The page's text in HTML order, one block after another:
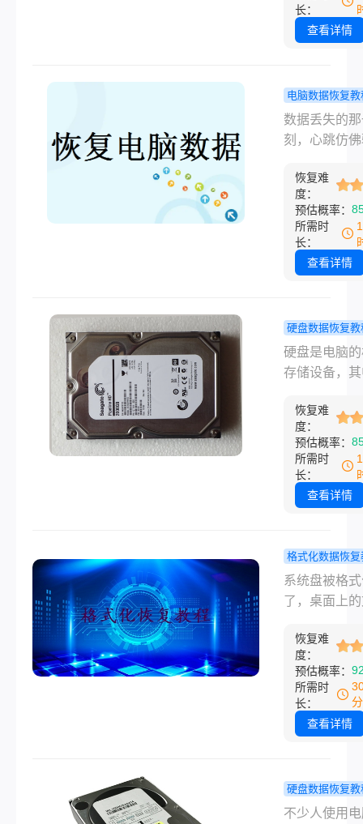
的数据恢复
帮助用户尽
除、格式化
攻击或硬件
硬盘数据如
呢？本文将
绍几种常见
硬盘数据恢
法，帮助您
回这些宝贵
件。
长：
查看详情
电脑数据恢复教
脑硬盘如何
数据？六大
小白到专业
搞定！
数据丢失的
刻，心跳仿
贵照片、重
频，一瞬间
有。电脑硬
恢复数据？
数人在崩溃
只要方法得
作及时，绝
数据都能失
得。本文将
单的原生方
业级恢复手
你逐一拆解
之有效的解
案，助你在
机中从容自
恢复难
度：
预估概率：
所需时
长：
查看详情
硬盘数据恢复教
脑硬盘坏了
恢复数据？
复方法！
硬盘是电脑
存储设备，
人数据、文
资料。然而
盘遭遇损坏
恢复便成为
急而重要的
本文将介绍
脑硬盘数据
方法，帮助
况。
恢复难
度：
预估概率：
所需时
长：
查看详情
格式化数据恢复
笔记本电脑
式化了还有
恢复方法就
个！
系统盘被格
了，桌面上
了，还能找
吗？上个月
朋友重装系
装的时候手
“格式化C盘”
刚写完的毕
初稿，还有
恢复难
度：
预估概率：
所需时
长：
查看详情
硬盘数据恢复教
脑硬盘数据
不少人使用